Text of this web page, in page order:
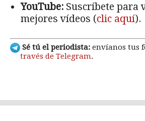
YouTube: Suscríbete para
mejores vídeos (clic aquí).
Sé tú el periodista: envíanos tus
través de Telegram.